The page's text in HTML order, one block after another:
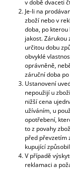
v době dvaceti
Je-li na
zboží nebo v
doba, po kterou
jakost. Zárukou
určitou dobu
obvyklé
oprávněně,
záruční doba
Ustanovení
nepoužijí u
nižší cena
užíváním, u
opotřebení,
to z povahy
před převzetím
kupující
V případě
reklamaci a